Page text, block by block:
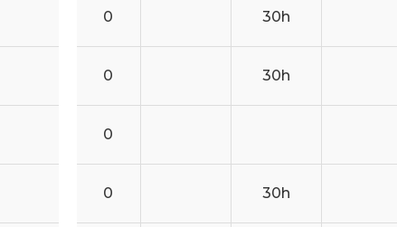
0 30h
0 30h
0
0 30h